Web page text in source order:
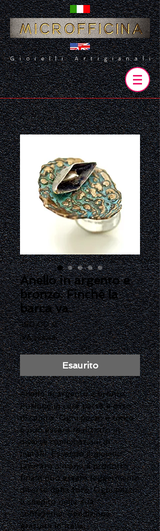
Gioielli Artigianali
Anello in argento e
bronzo. Finché la
barca va.
190,00 €Prezzo
IVA inclusa
Esaurito
Anello in argento e bronzo.
Fusione in cera persa e osso
di seppia. Ogni pezzo è unico
e può essere realizzato in
diverse combinazioni di
metalli. Essendo il gioiello
lavorato a mano il prodotto
finale può essere leggermente
diverso dalla foto. Ogni pezzo
è spedito nella sua
confezione. Spedizione
gratuita in Italia.